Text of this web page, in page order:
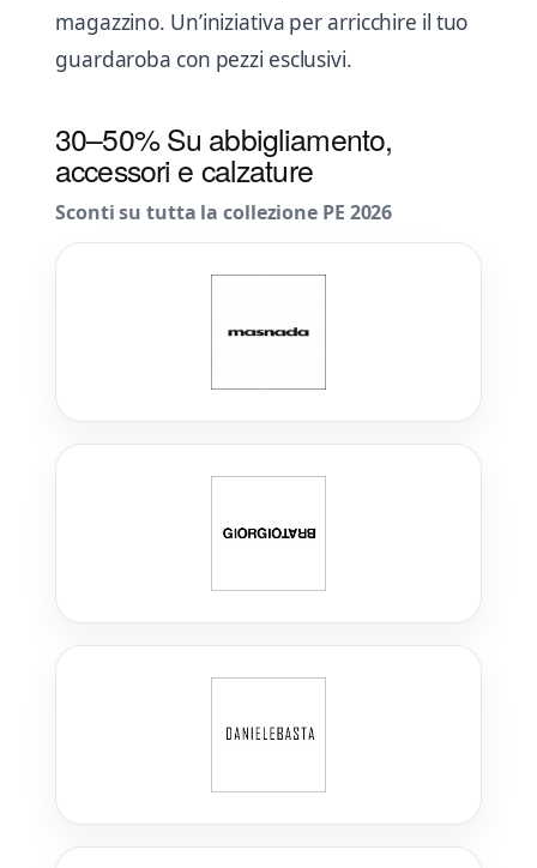
magazzino. Un’iniziativa per arricchire il tuo
guardaroba con pezzi esclusivi.
30–50% Su abbigliamento,
accessori e calzature
Sconti su tutta la collezione PE 2026